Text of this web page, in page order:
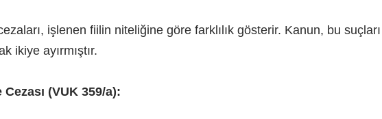
işlenen fiilin niteliğine göre farklılık gösterir. Kanun, bu suçları
ikiye ayırmıştır.
(VUK 359/a):